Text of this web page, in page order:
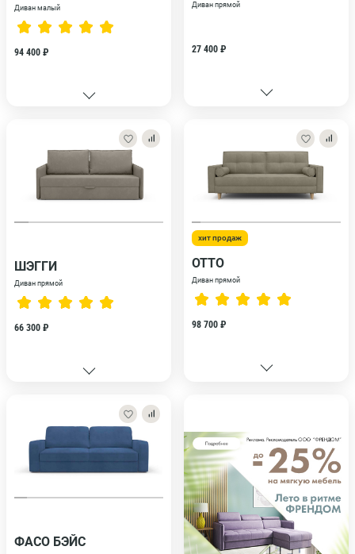
Диван малый
94 400 ₽
Диван прямой
27 400 ₽
ШЭГГИ
Диван прямой
66 300 ₽
хит продаж
ОТТО
Диван прямой
98 700 ₽
ФАСО БЭЙС